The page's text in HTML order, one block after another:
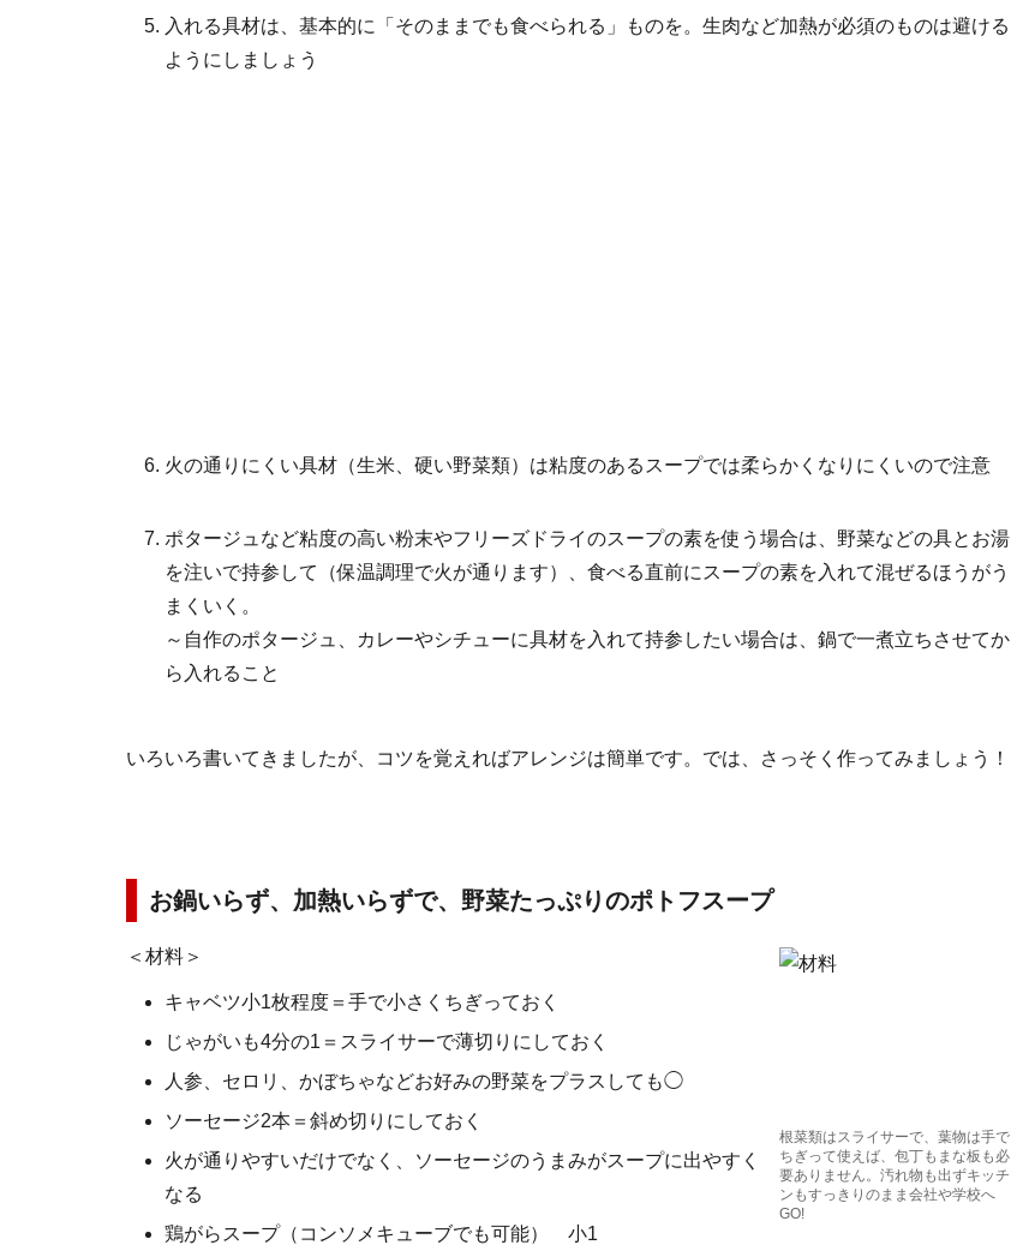
入れる具材は、基本的に「そのままでも食べられる」ものを。生肉など加熱が必須のものは避ける
ようにしましょう
火の通りにくい具材（生米、硬い野菜類）は粘度のあるスープでは柔らかくなりにくいので注意
ポタージュなど粘度の高い粉末やフリーズドライのスープの素を使う場合は、野菜などの具とお湯
を注いで持参して（保温調理で火が通ります）、食べる直前にスープの素を入れて混ぜるほうがう
まくいく。
～自作のポタージュ、カレーやシチューに具材を入れて持参したい場合は、鍋で一煮立ちさせてか
ら入れること
いろいろ書いてきましたが、コツを覚えればアレンジは簡単です。では、さっそく作ってみましょう！
お鍋いらず、加熱いらずで、野菜たっぷりのポトフスープ
根菜類はスライサーで、葉物は手で
ちぎって使えば、包丁もまな板も必
要ありません。汚れ物も出ずキッチ
ンもすっきりのまま会社や学校へ
GO!
＜材料＞
キャベツ小1枚程度＝手で小さくちぎっておく
じゃがいも4分の1＝スライサーで薄切りにしておく
人参、セロリ、かぼちゃなどお好みの野菜をプラスしても◯
ソーセージ2本＝斜め切りにしておく
火が通りやすいだけでなく、ソーセージのうまみがスープに出やすく
なる
鶏がらスープ（コンソメキューブでも可能） 小1